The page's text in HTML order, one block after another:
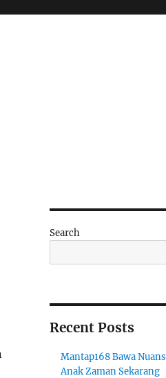
Search
Recent Posts
Mantap168 Bawa
Anak Zaman Sekarang